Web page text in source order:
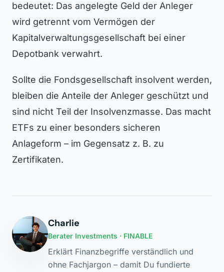
bedeutet: Das angelegte Geld der Anleger
wird getrennt vom Vermögen der
Kapitalverwaltungsgesellschaft bei einer
Depotbank verwahrt.
Sollte die Fondsgesellschaft insolvent werden,
bleiben die Anteile der Anleger geschützt und
sind nicht Teil der Insolvenzmasse. Das macht
ETFs zu einer besonders sicheren
Anlageform – im Gegensatz z. B. zu
Zertifikaten.
Charlie
Berater Investments · FINABLE
Erklärt Finanzbegriffe verständlich und
ohne Fachjargon – damit Du fundierte